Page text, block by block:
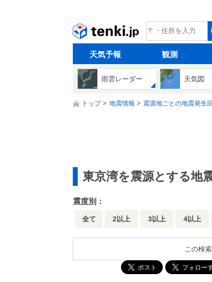
tenki.jp
天気予報 観測
雨雲レーダー 天気図
トップ 地震情報 震源地ごとの地震発生
東京湾を震源とする地
震度別：
全て 2以上 3以上 4以上
この検